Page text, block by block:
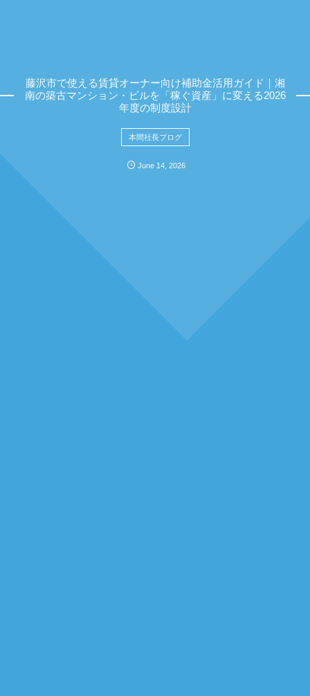
藤沢市で使える賃貸オーナー向け補助金活用ガイド｜湘
南の築古マンション・ビルを「稼ぐ資産」に変える2026
年度の制度設計
本間社長ブログ
June 14, 2026